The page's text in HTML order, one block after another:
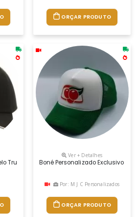
ORÇAR PRODUTO
Trucker Ou Americano Com Aba Reta Ou
Ver + Detalhes
Boné Personalizado Exclusivo
Por: M J C Personalizados
ORÇAR PRODUTO